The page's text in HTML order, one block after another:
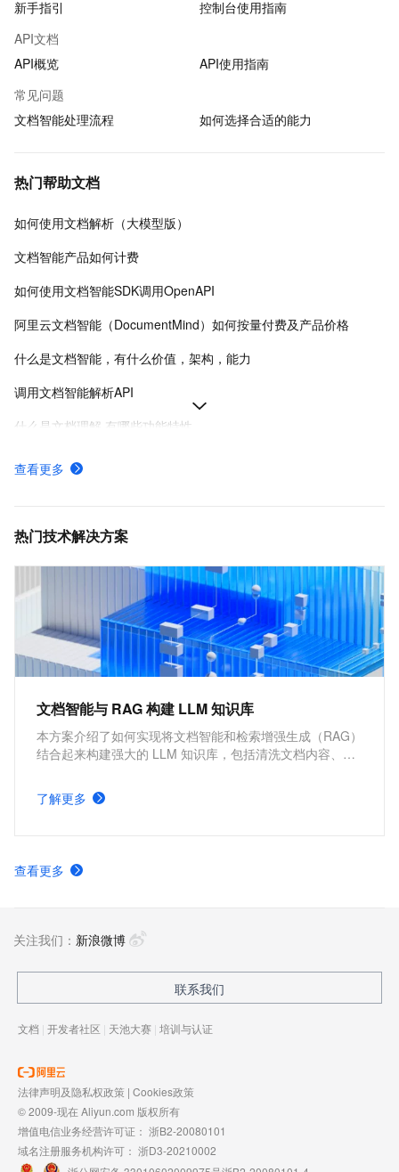
新手指引
控制台使用指南
API文档
API概览
API使用指南
常见问题
文档智能处理流程
如何选择合适的能力
热门帮助文档
如何使用文档解析（大模型版）
文档智能产品如何计费
如何使用文档智能SDK调用OpenAPI
阿里云文档智能（DocumentMind）如何按量付费及产品价格
什么是文档智能，有什么价值，架构，能力
调用文档智能解析API
什么是文档理解,有哪些功能特性
调用文档智能电子解析API
文档智能服务不同网络类型的服务入口有哪些
查看更多
热门技术解决方案
文档智能与 RAG 构建 LLM 知识库
本方案介绍了如何实现将文档智能和检索增强生成（RAG）
结合起来构建强大的 LLM 知识库，包括清洗文档内容、文
给 LLM 足够的上下文信息，以此来满足对于企业级文档类
型知识库的问答处理。
了解更多
查看更多
关注我们： 新浪微博
联系我们
文档 | 开发者社区 | 天池大赛 | 培训与认证
法律声明及隐私权政策 | Cookies政策
© 2009-现在 Aliyun.com 版权所有
增值电信业务经营许可证： 浙B2-20080101
域名注册服务机构许可： 浙D3-20210002